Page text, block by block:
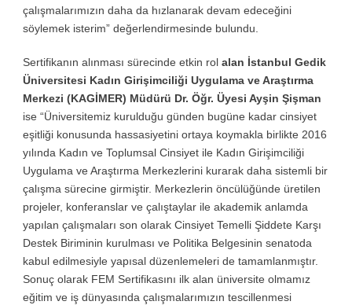
çalışmalarımızın daha da hızlanarak devam edeceğini
söylemek isterim” değerlendirmesinde bulundu.
Sertifikanın alınması sürecinde etkin rol alan İstanbul Gedik
Üniversitesi Kadın Girişimciliği Uygulama ve Araştırma
Merkezi (KAGİMER) Müdürü Dr. Öğr. Üyesi Ayşin Şişman
ise “Üniversitemiz kurulduğu günden bugüne kadar cinsiyet
eşitliği konusunda hassasiyetini ortaya koymakla birlikte 2016
yılında Kadın ve Toplumsal Cinsiyet ile Kadın Girişimciliği
Uygulama ve Araştırma Merkezlerini kurarak daha sistemli bir
çalışma sürecine girmiştir. Merkezlerin öncülüğünde üretilen
projeler, konferanslar ve çalıştaylar ile akademik anlamda
yapılan çalışmaları son olarak Cinsiyet Temelli Şiddete Karşı
Destek Biriminin kurulması ve Politika Belgesinin senatoda
kabul edilmesiyle yapısal düzenlemeleri de tamamlanmıştır.
Sonuç olarak FEM Sertifikasını ilk alan üniversite olmamız
eğitim ve iş dünyasında çalışmalarımızın tescillenmesi